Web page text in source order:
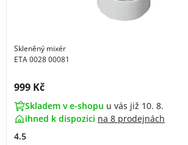
Skleněný mixér
ETA 0028 00081
Cena s DPH:
999 Kč
Skladem v e-shopu u vás již 10. 8.
ihned k dispozici na 8 prodejnách
4.5